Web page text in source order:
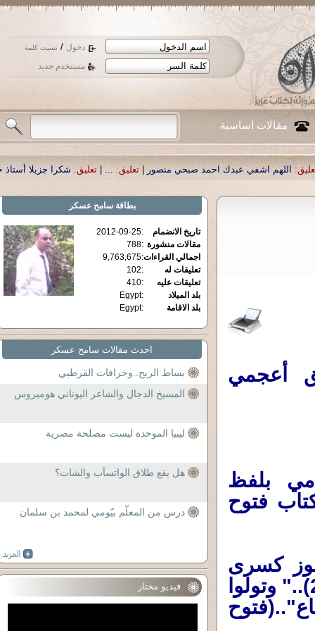
دخول / نسيت كلمة
مستخدم جديد
مقالات اساسية
صبحي منصور|تعليق: ... تعليق: شكرا جزيلا أستاذ حمد الحمد .أكرمكم الله . |
أعجمي
بلفظ
فتوح
كسرى
في جبل ظاهر الأهواز"..(فتوح الشام 2/181).." وتولوا
بطاقةسامح عسكر
تاريخ الانضمام :
2012-09-25
مقالات منشورة :
788
اجمالي القراءات:
9,763,675
تعليقات له
:
102
تعليقات عليه
:
410
بلد الميلاد
:
Egypt
بلد الاقامة
:
Egypt
احدث مقالات سامح عسكر
بساط الريح..وخرافات القرطبي
المسيخ الدجال والشاعر اليوناني هوميروس
ليبيا الموحدة ليست مصلحة مصرية
هل يقع طلاق الواتسآب والشات؟
درس من المعلّم بيّومي لمحمد بن سلمان
فيديو مختار